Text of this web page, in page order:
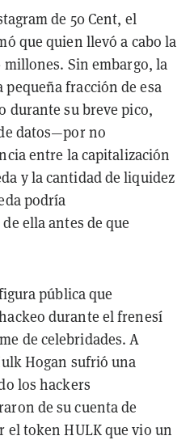
de 50 Cent, el
que quien llevó a cabo la
Sin embargo, la
fracción de esa
durante su breve pico,
datos—por no
entre la capitalización
y la cantidad de liquidez
podría
ella antes de que
pública que
durante el frenesí
de celebridades. A
Hogan sufrió una
los hackers
de su cuenta de
token HULK que vio un